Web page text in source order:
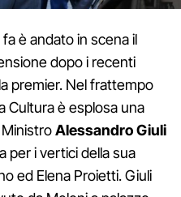
è andato in scena il
dopo i recenti
premier. Nel frattempo
Cultura è esplosa una
Alessandro Giuli
per i vertici della sua
ed Elena Proietti. Giuli